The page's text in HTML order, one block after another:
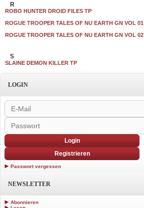
R
ROBO HUNTER DROID FILES TP
ROGUE TROOPER TALES OF NU EARTH GN VOL 01
ROGUE TROOPER TALES OF NU EARTH GN VOL 02
S
SLAINE DEMON KILLER TP
LOGIN
Login
Registrieren
Passwort vergessen
NEWSLETTER
Abonnieren